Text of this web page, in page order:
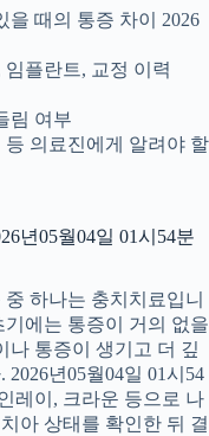
을 때의 통증 차이 2026
플란트, 교정 이력
림 여부
의료진에게 알려야 할
년05월04일 01시54분
하나는 충치치료입니
기에는 통증이 거의 없을
나 통증이 생기고 더 깊
년05월04일 01시54
레이, 크라운 등으로 나
아 상태를 확인한 뒤 결